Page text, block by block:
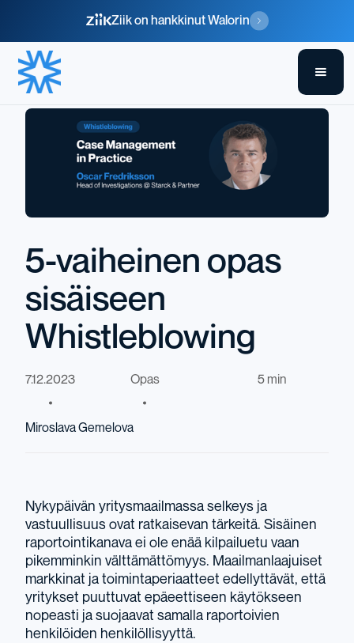
Ziik on hankkinut Walorin
5-vaiheinen opas
sisäiseen
Whistleblowing
7.12.2023 Opas 5 min
Miroslava Gemelova
Nykypäivän yritysmaailmassa selkeys ja
vastuullisuus ovat ratkaisevan tärkeitä. Sisäinen
raportointikanava ei ole enää kilpailuetu vaan
pikemminkin välttämättömyys. Maailmanlaajuiset
markkinat ja toimintaperiaatteet edellyttävät, että
yritykset puuttuvat epäeettiseen käytökseen
nopeasti ja suojaavat samalla raportoivien
henkilöiden henkilöllisyyttä.